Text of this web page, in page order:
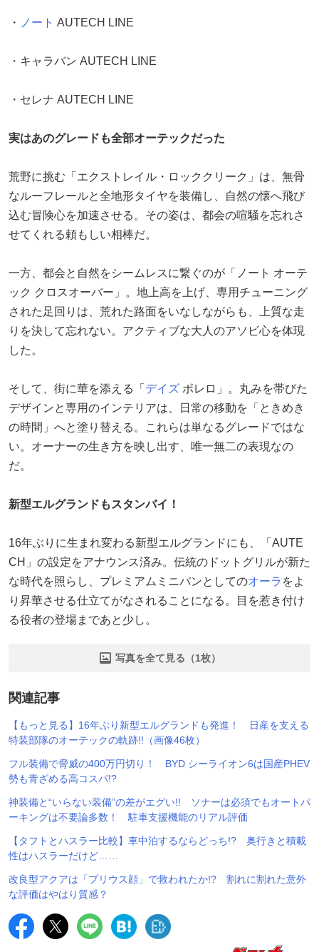
・ ノート AUTECH LINE
・キャラバン AUTECH LINE
・セレナ AUTECH LINE
実はあのグレードも全部オーテックだった
荒野に挑む「エクストレイル・ロッククリーク」は、無骨
なルーフレールと全地形タイヤを装備し、自然の懐へ飛び
込む冒険心を加速させる。その姿は、都会の喧騒を忘れさ
せてくれる頼もしい相棒だ。
一方、都会と自然をシームレスに繋ぐのが「ノート オーテ
ック クロスオーバー」。地上高を上げ、専用チューニング
された足回りは、荒れた路面をいなしながらも、上質な走
りを決して忘れない。アクティブな大人のアソビ心を体現
した。
そして、街に華を添える「 デイズ ボレロ」。丸みを帯びた
デザインと専用のインテリアは、日常の移動を「ときめき
の時間」へと塗り替える。これらは単なるグレードではな
い。オーナーの生き方を映し出す、唯一無二の表現なの
だ。
新型エルグランドもスタンバイ！
16年ぶりに生まれ変わる新型エルグランドにも、「AUTE
CH」の設定をアナウンス済み。伝統のドットグリルが新た
な時代を照らし、プレミアムミニバンとしてのオーラ をよ
り昇華させる仕立てがなされることになる。目を惹き付け
る役者の登場まであと少し。
写真を全て見る（1枚）
関連記事
【もっと見る】16年ぶり新型エルグランドも発進！ 日産を支える
特装部隊のオーテックの軌跡!!（画像46枚）
フル装備で脅威の400万円切り！ BYD シーライオン6は国産PHEV
勢も青ざめる高コスパ!?
神装備と“いらない装備”の差がエグい!! ソナーは必須でもオートパ
ーキングは不要論多数！ 駐車支援機能のリアル評価
【タフトとハスラー比較】車中泊するならどっち!? 奥行きと積載
性はハスラーだけど……
改良型アクアは「プリウス顔」で救われたか!? 割れに割れた意外
な評価はやはり質感？